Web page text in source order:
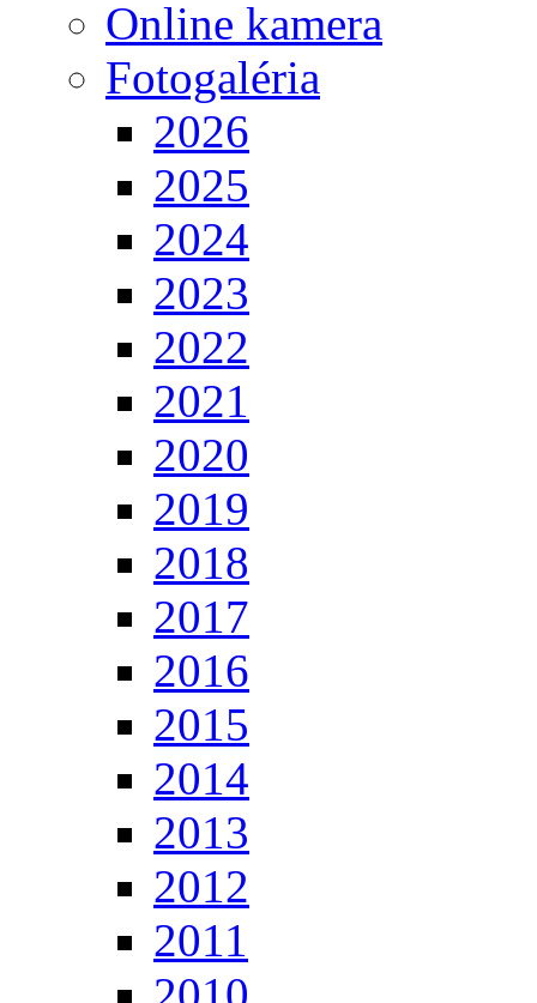
Online kamera
Fotogaléria
2026
2025
2024
2023
2022
2021
2020
2019
2018
2017
2016
2015
2014
2013
2012
2011